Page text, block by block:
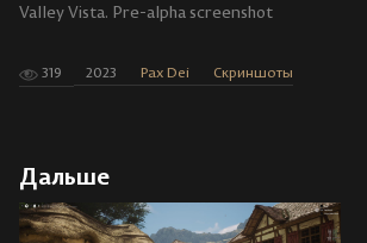
Valley Vista. Pre-alpha screenshot
319 2023 Pax Dei Скриншоты
Дальше